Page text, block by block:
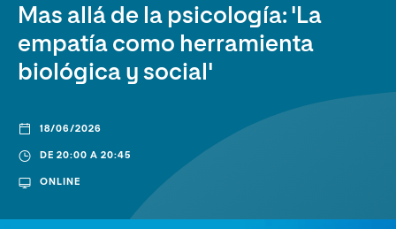
Mas allá de la psicología: 'La
empatía como herramienta
biológica y social'
18/06/2026
DE 20:00 A 20:45
ONLINE